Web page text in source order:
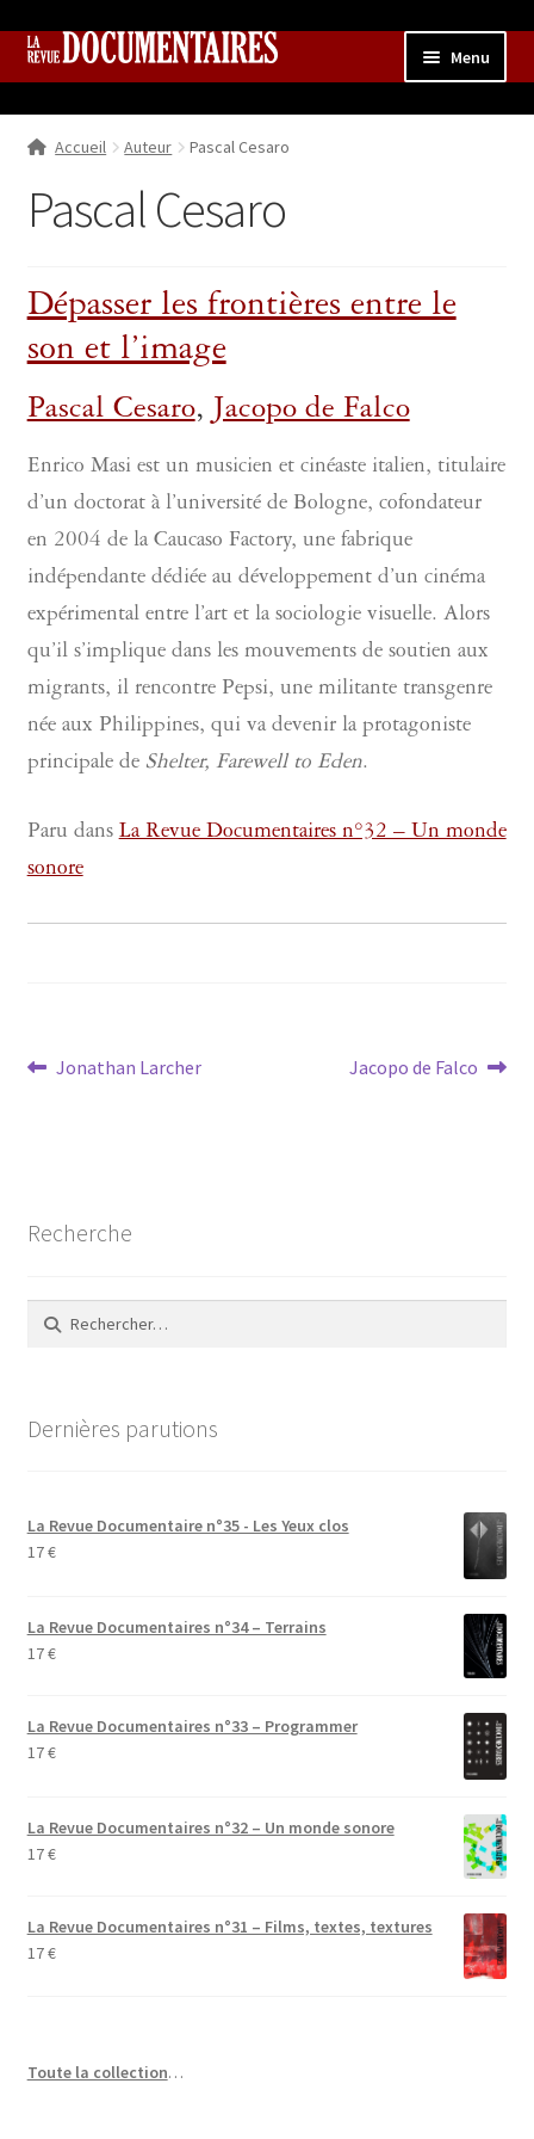
Aller
navigation
Aller
Menu
Qui sommes nous ?
Collection
Boutique
Accueil Auteur Pascal Cesaro
Pascal Cesaro
Dépasser les frontières entre le
son et l’image
Pascal Cesaro,Jacopo de Falco
Enrico Masi est un musicien et cinéaste italien, titulaire
d’un doctorat à l’université de Bologne, cofondateur
en 2004 de la Caucaso Factory, une fabrique
indépendante dédiée au développement d’un cinéma
expérimental entre l’art et la sociologie visuelle. Alors
qu’il s’implique dans les mouvements de soutien aux
migrants, il rencontre Pepsi, une militante transgenre
née aux Philippines, qui va devenir la protagoniste
principale de Shelter, Farewell to Eden.
Paru dansLa Revue Documentaires n°32 – Un monde
sonore
Navigation
Article
Jonathan Larcher
Article
Jacopo de Falco
Recherche
Rechercher :
Dernières parutions
La Revue Documentaire n°35 - Les Yeux clos
17€
La Revue Documentaires n°34 – Terrains
17€
La Revue Documentaires n°33 – Programmer
17€
La Revue Documentaires n°32 – Un monde sonore
17€
La Revue Documentaires n°31 – Films, textes, textures
17€
Toute la collection…